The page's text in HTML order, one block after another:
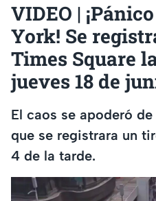
VIDEO |
York! Se
Times Square
jueves 18 de
El caos se apoderó
que se registrara un
4 de la tarde.